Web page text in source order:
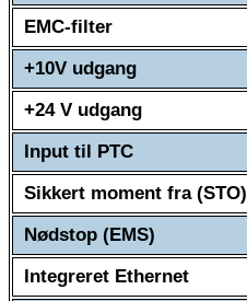
EMC-filter
+10V udgang
+24 V udgang
Input til PTC
Sikkert moment fra (STO)
Nødstop (EMS)
Integreret Ethernet